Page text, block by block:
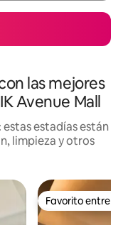
las mejores
Avenue Mall
estadías están
limpieza y otros
Favorito entre
Favorito entre